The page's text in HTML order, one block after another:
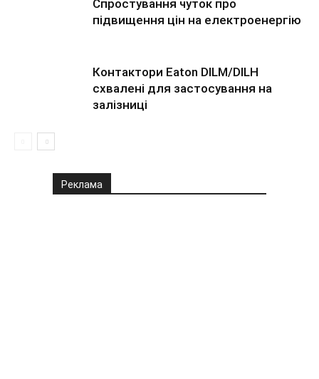
Спростування чуток про
підвищення цін на електроенергію
Контактори Eaton DILM/DILH
схвалені для застосування на
залізниці
Реклама